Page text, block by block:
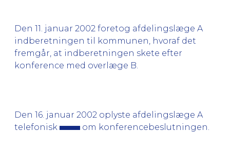
Den 11. januar 2002 foretog afdelingslæge A
indberetningen til kommunen, hvoraf det
fremgår, at indberetningen skete efter
konference med overlæge B.
Den 16. januar 2002 oplyste afdelingslæge A
telefonisk
om konferencebeslutningen.